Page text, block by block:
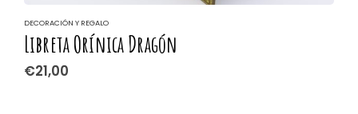
DECORACIÓN Y REGALO
Libreta Orínica Dragón
€21,00